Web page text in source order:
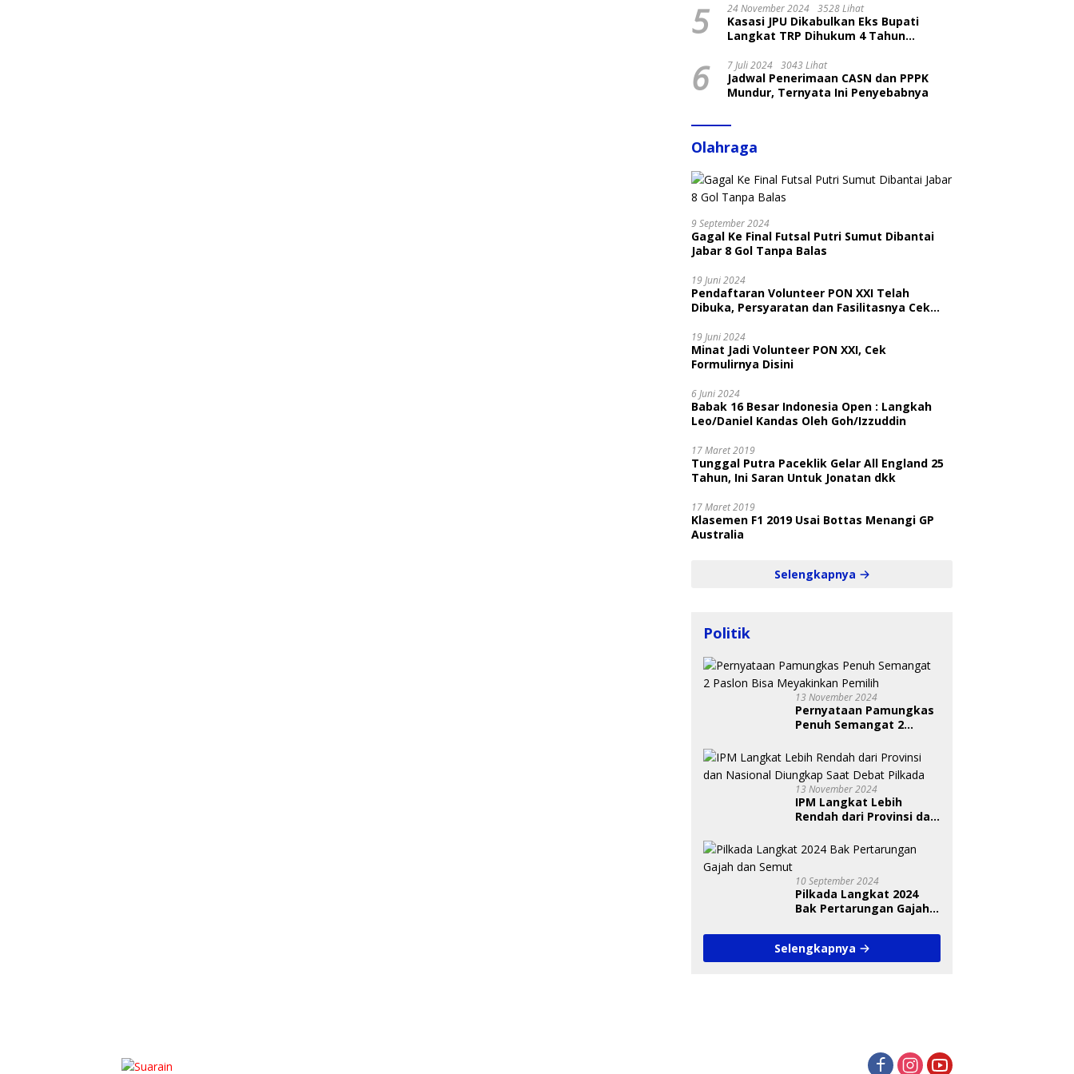
5 24 November 2024 3528 Lihat
Kasasi JPU Dikabulkan Eks Bupati
Langkat TRP Dihukum 4 Tahun
6 7 Juli 2024 3043 Lihat
Jadwal Penerimaan CASN dan PPPK
Mundur, Ternyata Ini Penyebabnya
Olahraga
9 September 2024
Gagal Ke Final Futsal Putri Sumut Dibantai
Jabar 8 Gol Tanpa Balas
19 Juni 2024
Pendaftaran Volunteer PON XXI Telah
Dibuka, Persyaratan dan Fasilitasnya Cek
19 Juni 2024
Minat Jadi Volunteer PON XXI, Cek
Formulirnya Disini
6 Juni 2024
Babak 16 Besar Indonesia Open : Langkah
Leo/Daniel Kandas Oleh Goh/Izzuddin
17 Maret 2019
Tunggal Putra Paceklik Gelar All England 25
Tahun, Ini Saran Untuk Jonatan dkk
17 Maret 2019
Klasemen F1 2019 Usai Bottas Menangi GP
Australia
Selengkapnya
Politik
13 November 2024
Pernyataan Pamungkas
Penuh Semangat 2
Pemilih
13 November 2024
IPM Langkat Lebih
Rendah dari Provinsi dan
Debat Pilkada
10 September 2024
Pilkada Langkat 2024
Bak Pertarungan Gajah
Selengkapnya